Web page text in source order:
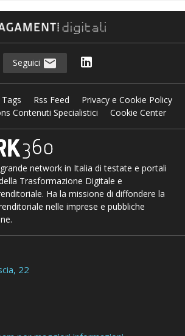
Seguici
Tags Rss Feed
Privacy e Cookie Policy
Contenuti Specialistici
Cookie Center
network in Italia di testate e portali
Trasformazione Digitale e
Ha la missione di diffondere la
nelle imprese e pubbliche
22